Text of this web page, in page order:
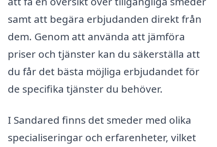
samt att begära erbjudanden direkt från
dem. Genom att använda att jämföra
priser och tjänster kan du säkerställa att
du får det bästa möjliga erbjudandet för
de specifika tjänster du behöver.
I Sandared finns det smeder med olika
specialiseringar och erfarenheter, vilket